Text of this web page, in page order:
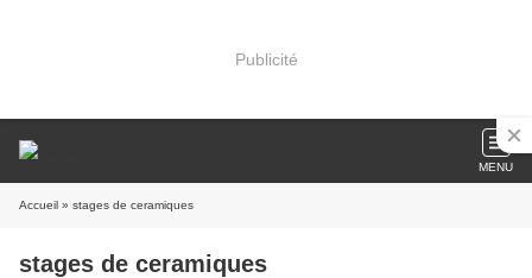
Publicité
MENU
Accueil » stages de ceramiques
stages de ceramiques